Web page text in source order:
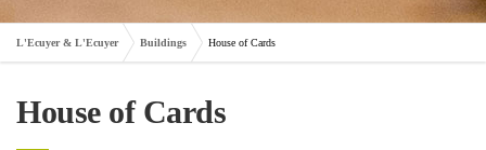
L'Ecuyer & L'Ecuyer Buildings House of Cards
House of Cards